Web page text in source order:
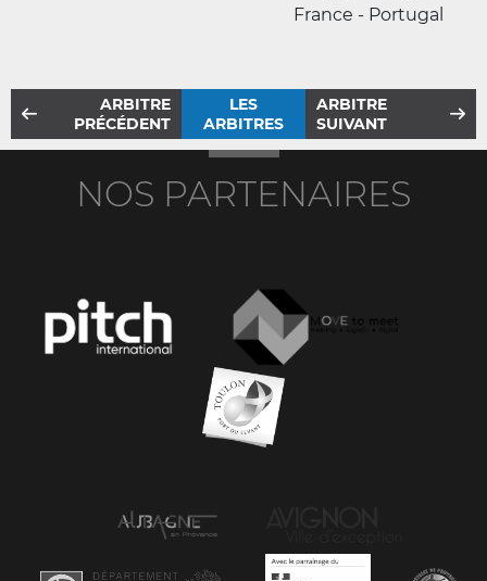
France - Portugal
ARBITRE
PRÉCÉDENT
LES
ARBITRES
ARBITRE
SUIVANT
NOS PARTENAIRES